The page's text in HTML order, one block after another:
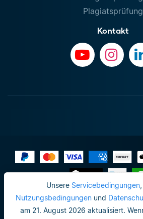
Unsere Servicebedingungen,
Nutzungsbedingungen und
am 21. August 2026 aktualisiert.
Plagiatsprüfung
Kontakt
Impressum
Datenschutzrichtlinie